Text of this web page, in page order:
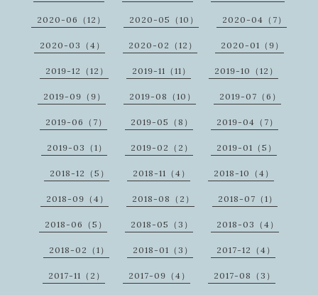
2020-06（12） 2020-05（10） 2020-04（7）
2020-03（4） 2020-02（12） 2020-01（9）
2019-12（12） 2019-11（11） 2019-10（12）
2019-09（9） 2019-08（10） 2019-07（6）
2019-06（7） 2019-05（8） 2019-04（7）
2019-03（1） 2019-02（2） 2019-01（5）
2018-12（5） 2018-11（4） 2018-10（4）
2018-09（4） 2018-08（2） 2018-07（1）
2018-06（5） 2018-05（3） 2018-03（4）
2018-02（1） 2018-01（3） 2017-12（4）
2017-11（2） 2017-09（4） 2017-08（3）